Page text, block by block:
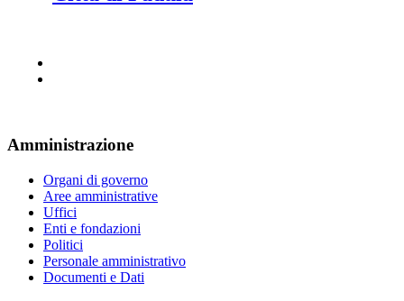
Amministrazione
Organi di governo
Aree amministrative
Uffici
Enti e fondazioni
Politici
Personale amministrativo
Documenti e Dati